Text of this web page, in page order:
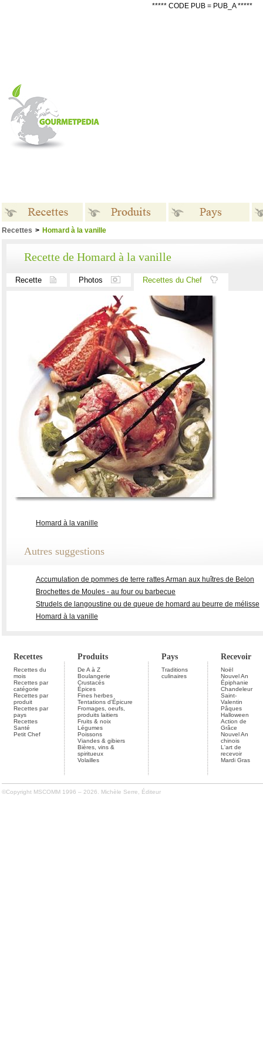
***** CODE PUB = PUB_A *****
Recettes > Homard à la vanille
Recette de Homard à la vanille
Recette Photos Recettes du Chef
Homard à la vanille
Autres suggestions
Accumulation de pommes de terre rattes Arman aux huîtres de Belon
Brochettes de Moules - au four ou barbecue
Strudels de langoustine ou de queue de homard au beurre de mélisse
Homard à la vanille
Recettes Produits Pays Recevoir
Recettes du
mois
Recettes par
catégorie
Recettes par
produit
Recettes par
pays
Recettes
Santé
Petit Chef
De A à Z
Boulangerie
Crustacés
Épices
Fines herbes
Tentations d'Épicure
Fromages, oeufs,
produits laitiers
Fruits & noix
Légumes
Poissons
Viandes & gibiers
Bières, vins &
spiritueux
Volailles
Traditions
culinaires
Noël
Nouvel An
Épiphanie
Chandeleur
Saint-
Valentin
Pâques
Halloween
Action de
Grâce
Nouvel An
chinois
L'art de
recevoir
Mardi Gras
©Copyright MSCOMM 1996 – 2026. Michèle Serre, Éditeur
Recettes Produits